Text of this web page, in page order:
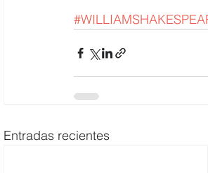
Entradas recientes